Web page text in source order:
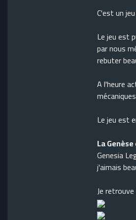
C'est un
Le jeu est
par nous
rebuter
A l'heure
Le jeu est
La
Genesia
j'aimais
Je